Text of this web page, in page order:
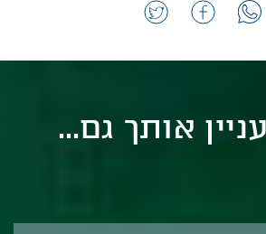
אותך גם...